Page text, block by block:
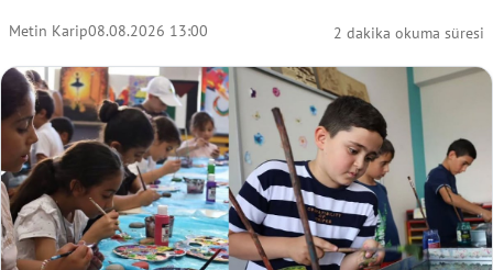
Metin Karip08.08.2026 13:00 2 dakika okuma süresi